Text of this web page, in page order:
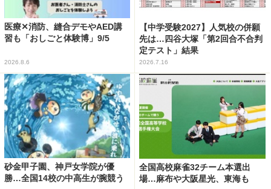
医療✕消防、縫合デモやAED講
習も「おしごと体験博」9/5
2026.8.6
【中学受験2027】人気校の併願
先は…四谷大塚「第2回合不合判
定テスト」結果
2026.7.16
砂金甲子園、神戸女学院が優
勝…全国14校の中高生が腕競う
全国高校麻雀32チーム本選出
場…麻布や大阪星光、東海も